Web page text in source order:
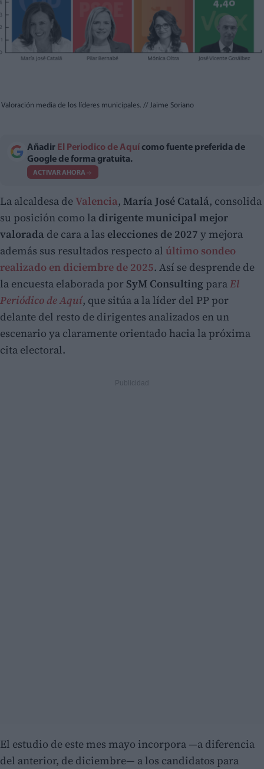
Valoración media de los líderes municipales. // Jaime Soriano
Añadir El Periodico de Aquí como fuente preferida de
Google de forma gratuita.
ACTIVAR AHORA
La alcaldesa deValencia, María José Catalá, consolida
su posición como la dirigente municipal mejor
valorada de cara a las elecciones de 2027 y mejora
además sus resultados respecto al último sondeo
realizado en diciembre de 2025. Así se desprende de
la encuesta elaborada por SyM Consulting paraEl
Periódico de Aquí, que sitúa a la líder del PP por
delante del resto de dirigentes analizados en un
escenario ya claramente orientado hacia la próxima
cita electoral.
El estudio de este mes mayo incorpora —a diferencia
del anterior, de diciembre— a los candidatos para